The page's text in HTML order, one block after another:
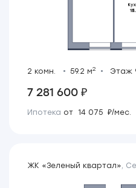
2 комн. 59.2 м2 Этаж
7 281 600 ₽
Ипотека от 14 075 ₽/мес.
ЖК «Зеленый квартал»,